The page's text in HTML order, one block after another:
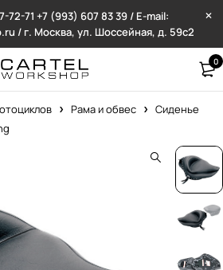
72-71 +7 (993) 607 83 39 / E-mail:
/ г. Москва, ул. Шоссейная, д. 59с2
0
Рама и обвес
Сиденье